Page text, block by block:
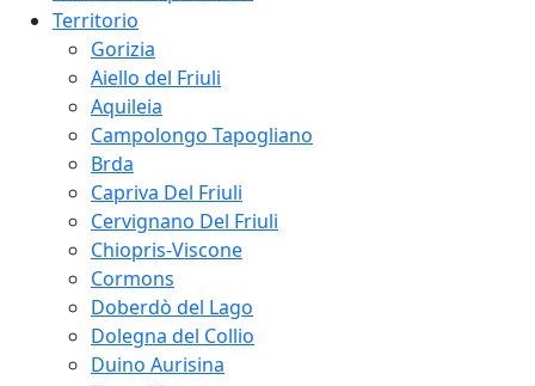
Territorio
Gorizia
Aiello del Friuli
Aquileia
Campolongo Tapogliano
Brda
Capriva Del Friuli
Cervignano Del Friuli
Chiopris-Viscone
Cormons
Doberdò del Lago
Dolegna del Collio
Duino Aurisina